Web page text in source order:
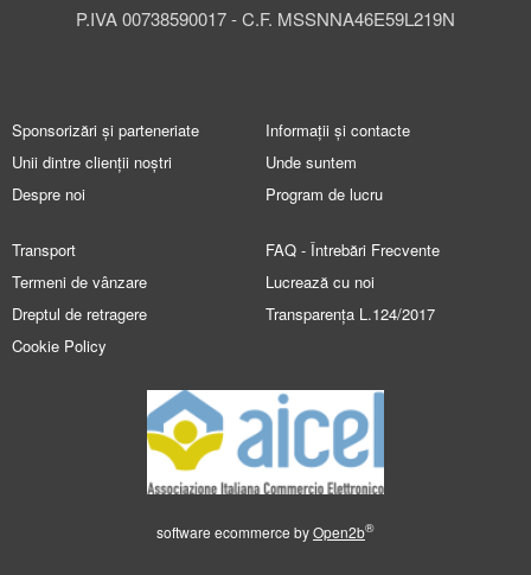
P.IVA 00738590017 - C.F. MSSNNA46E59L219N
Sponsorizări și parteneriate
Unii dintre clienții noștri
Despre noi
Informații și contacte
Unde suntem
Program de lucru
Transport
Termeni de vânzare
Dreptul de retragere
Cookie Policy
FAQ - Întrebări Frecvente
Lucrează cu noi
Transparența L.124/2017
software ecommerce byOpen2b®